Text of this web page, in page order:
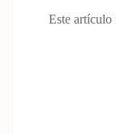
Este artículo